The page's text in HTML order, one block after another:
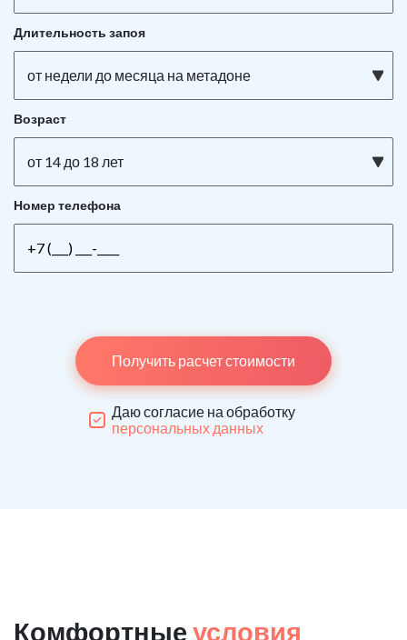
Длительность запоя
от недели до месяца на метадоне
Возраст
от 14 до 18 лет
Номер телефона
Получить расчет стоимости
Даю согласие на обработку
персональных данных
Комфортные условия